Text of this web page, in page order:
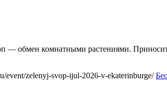
— обмен комнатными растениями.
event/zelenyj-svop-ijul-2026-v-ekaterinburge/